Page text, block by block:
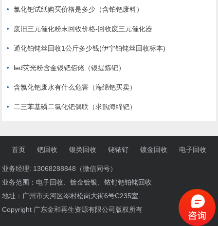
氯化钯试纸购买价格是多少（含铂钯废料）
废旧三元催化粉末回收价格-回收废三元催化器
通化铂铑丝回收1公斤多少钱(伊宁铂铑丝回收标本)
led荧光粉含金银钯佰佬（银提炼钯）
含氯化钯废水有什么危害（海绵钯买卖）
二三苯基磷二氯化钯偶联（求购海绵钯）
首页 钯回收 银类回收 铑铱钌 镀金回收 电子回收
业务经理: 13068288848（微信同号）
业务范围：电子回收、镀金镀银、铱钌钯铂铑回收
地址：广州市天河区岑村松岗大街6号C235室
Copyright 广东金和再生资源有限公司版权所有